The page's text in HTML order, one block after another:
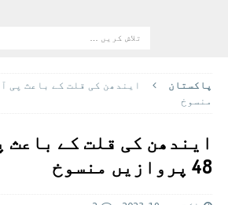
پاکستان
منسوخ
ایندھن کی قلت کے باعث
48 پروازیں منسوخ